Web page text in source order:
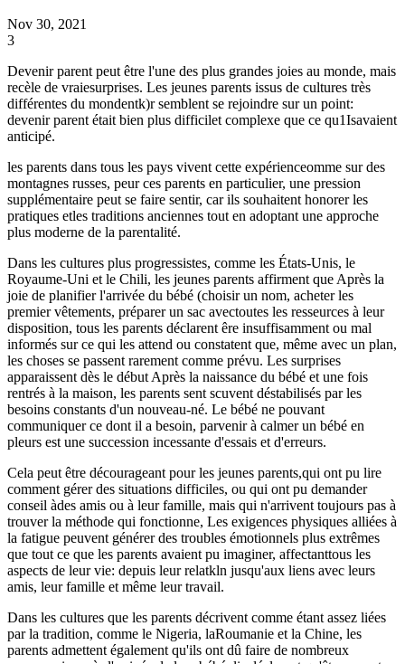
Nov 30, 2021
3
Devenir parent peut être l'une des plus grandes joies au monde, mais
recèle de vraiesurprises. Les jeunes parents issus de cultures très
différentes du mondentk)r semblent se rejoindre sur un point:
devenir parent était bien plus difficilet complexe que ce qu1Isavaient
anticipé.
les parents dans tous les pays vivent cette expérienceomme sur des
montagnes russes, peur ces parents en particulier, une pression
supplémentaire peut se faire sentir, car ils souhaitent honorer les
pratiques etles traditions anciennes tout en adoptant une approche
plus moderne de la parentalité.
Dans les cultures plus progressistes, comme les États-Unis, le
Royaume-Uni et le Chili, les jeunes parents affirment que Après la
joie de planifier l'arrivée du bébé (choisir un nom, acheter les
premier vêtements, préparer un sac avectoutes les resseurces à leur
disposition, tous les parents déclarent êre insuffisamment ou mal
informés sur ce qui les attend ou constatent que, même avec un plan,
les choses se passent rarement comme prévu. Les surprises
apparaissent dès le début Après la naissance du bébé et une fois
rentrés à la maison, les parents sent scuvent déstabilisés par les
besoins constants d'un nouveau-né. Le bébé ne pouvant
communiquer ce dont il a besoin, parvenir à calmer un bébé en
pleurs est une succession incessante d'essais et d'erreurs.
Cela peut être décourageant pour les jeunes parents,qui ont pu lire
comment gérer des situations difficiles, ou qui ont pu demander
conseil àdes amis ou à leur famille, mais qui n'arrivent toujours pas à
trouver la méthode qui fonctionne, Les exigences physiques alliées à
la fatigue peuvent générer des troubles émotionnels plus extrêmes
que tout ce que les parents avaient pu imaginer, affectanttous les
aspects de leur vie: depuis leur relatkln jusqu'aux liens avec leurs
amis, leur famille et même leur travail.
Dans les cultures que les parents décrivent comme étant assez liées
par la tradition, comme le Nigeria, laRoumanie et la Chine, les
parents admettent également qu'ils ont dû faire de nombreux